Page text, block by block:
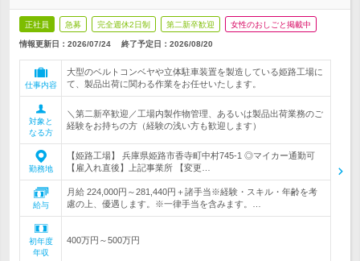
正社員 急募 完全週休2日制 第二新卒歓迎 女性のおしごと掲載中
情報更新日：2026/07/24 終了予定日： 2026/08/20
仕事内容
大型のベルトコンベヤや立体駐車装置を製造している姫路工場に
て、製品出荷に関わる作業をお任せいたします。
対象と
なる方
＼第二新卒歓迎／工場内製作物管理、あるいは製品出荷業務のご
経験をお持ちの方（経験の浅い方も歓迎します）
勤務地
【姫路工場】 兵庫県姫路市香寺町中村745-1 ◎マイカー通勤可
【雇入れ直後】上記事業所 【変更…
給与
月給 224,000円～281,440円＋諸手当※経験・スキル・年齢を考
慮の上、優遇します。※一律手当を含みます。…
初年度
年収
400万円～500万円